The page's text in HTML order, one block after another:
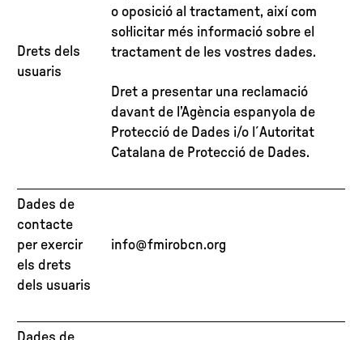
Drets dels
usuaris
o oposició al tractament, així com
sol·licitar més informació sobre el
tractament de les vostres dades.
Dret a presentar una reclamació
davant de l’Agència espanyola de
Protecció de Dades i/o l´Autoritat
Catalana de Protecció de Dades.
Dades de
contacte
per exercir
els drets
dels usuaris
info@fmirobcn.org